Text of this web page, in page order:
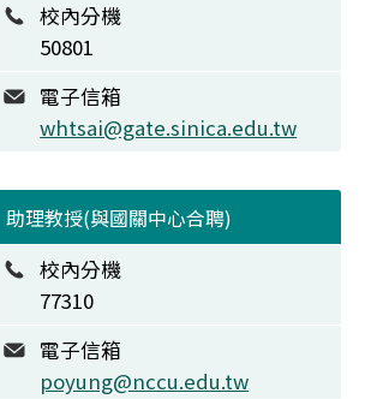
校內分機
50801
電子信箱
whtsai@gate.sinica.edu.tw
助理教授(與國關中心合聘)
校內分機
77310
電子信箱
poyung@nccu.edu.tw